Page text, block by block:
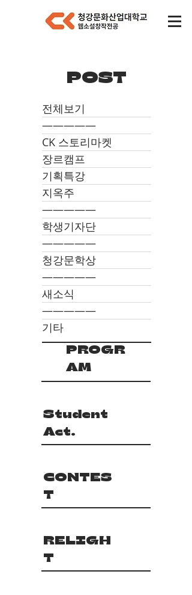
POST
전체보기
―――――
CK 스토리마켓
장르캠프
기획특강
지옥주
―――――
학생기자단
―――――
청강문학상
―――――
새소식
―――――
기타
PROGR
AM
Student
Act.
CONTES
T
RELIGH
T